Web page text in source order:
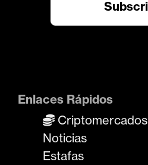
Enlaces Rápidos
Criptomercados
Noticias
Estafas